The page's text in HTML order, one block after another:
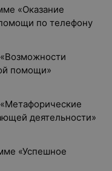
«Оказание
по телефону
помощи»
деятельности»
«Успешное